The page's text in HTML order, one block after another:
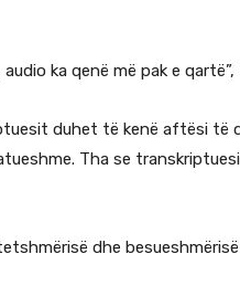
audio ka qenë më pak e
duhet të kenë aftësi të
Tha se
dhe